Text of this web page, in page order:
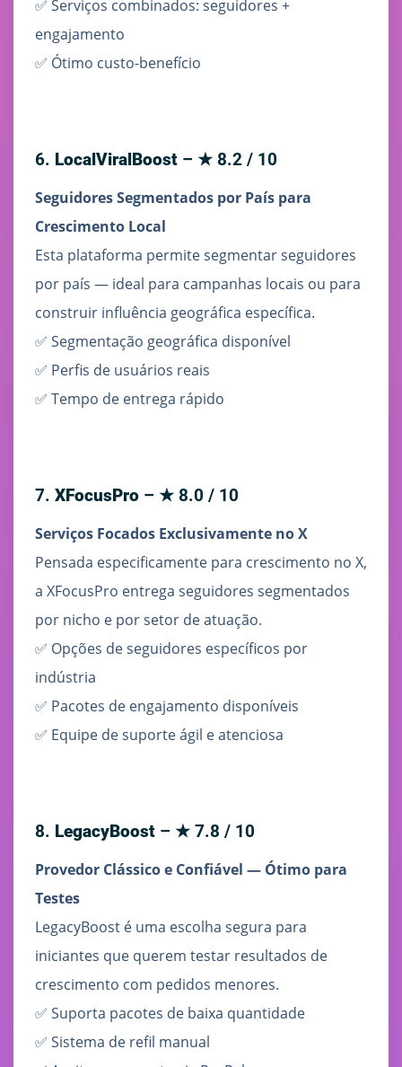
✅ Serviços combinados: seguidores +
engajamento
✅ Ótimo custo-benefício
6. LocalViralBoost – ★ 8.2 / 10
Seguidores Segmentados por País para
Crescimento Local
Esta plataforma permite segmentar seguidores
por país — ideal para campanhas locais ou para
construir influência geográfica específica.
✅ Segmentação geográfica disponível
✅ Perfis de usuários reais
✅ Tempo de entrega rápido
7. XFocusPro – ★ 8.0 / 10
Serviços Focados Exclusivamente no X
Pensada especificamente para crescimento no X,
a XFocusPro entrega seguidores segmentados
por nicho e por setor de atuação.
✅ Opções de seguidores específicos por
indústria
✅ Pacotes de engajamento disponíveis
✅ Equipe de suporte ágil e atenciosa
8. LegacyBoost – ★ 7.8 / 10
Provedor Clássico e Confiável — Ótimo para
Testes
LegacyBoost é uma escolha segura para
iniciantes que querem testar resultados de
crescimento com pedidos menores.
✅ Suporta pacotes de baixa quantidade
✅ Sistema de refil manual